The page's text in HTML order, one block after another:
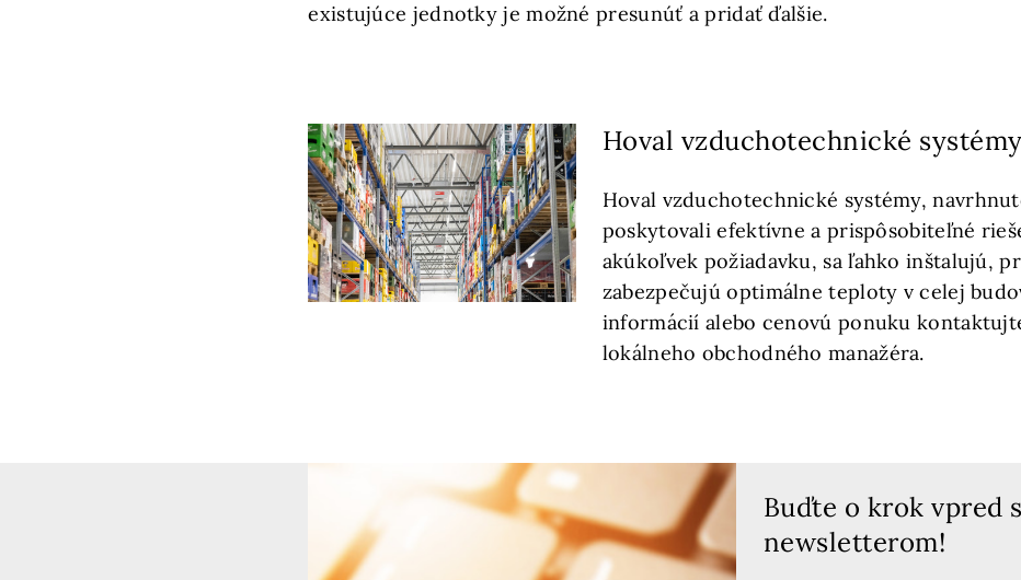
existujúce jednotky je možné presunúť a pridať ďalšie.
Hoval vzduchotechnické systémy
Hoval vzduchotechnické systémy,
poskytovali efektívne a prispôsobiteľné
akúkoľvek požiadavku, sa ľahko inštalujú,
zabezpečujú optimálne teploty v celej
informácií alebo cenovú ponuku
lokálneho obchodného manažéra.
Buďte o krok vpred
newsletterom!